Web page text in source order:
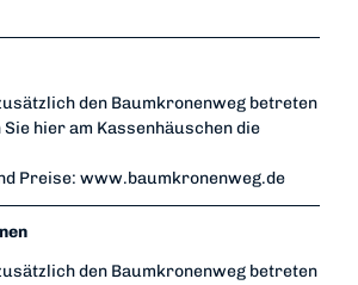
den Baumkronenweg betreten
hier am Kassenhäuschen die
Preise: www.baumkronenweg.de
den Baumkronenweg betreten